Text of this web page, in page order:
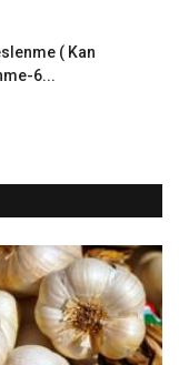
( Kan
6...